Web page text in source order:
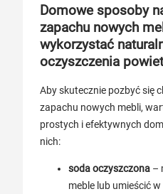
Domowe sposoby
zapachu nowych
wykorzystać
oczyszczenia
Aby skutecznie pozbyć się
zapachu nowych mebli,
prostych i efektywnych
nich:
soda oczyszczona –
meble lub umieścić